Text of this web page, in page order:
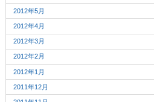
2012年5月
2012年4月
2012年3月
2012年2月
2012年1月
2011年12月